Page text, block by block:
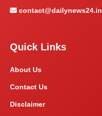
contact@dailynews24.in
Quick Links
About Us
Contact Us
Disclaimer